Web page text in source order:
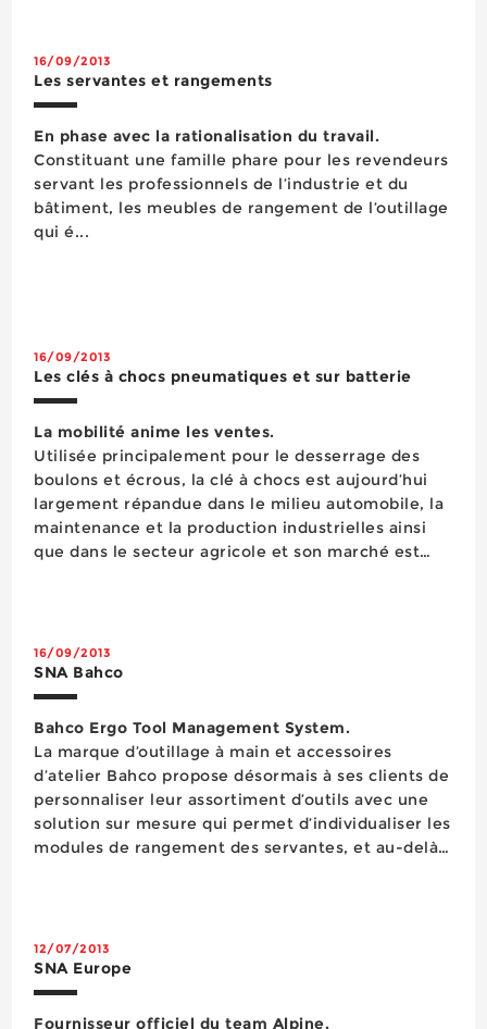
16/09/2013
Les servantes et rangements
En phase avec la rationalisation du travail.
Constituant une famille phare pour les revendeurs
servant les professionnels de l’industrie et du
bâtiment, les meubles de rangement de l’outillage
qui é...
16/09/2013
Les clés à chocs pneumatiques et sur batterie
La mobilité anime les ventes.
Utilisée principalement pour le desserrage des
boulons et écrous, la clé à chocs est aujourd’hui
largement répandue dans le milieu automobile, la
maintenance et la production industrielles ainsi
que dans le secteur agricole et son marché est
16/09/2013
SNA Bahco
Bahco Ergo Tool Management System.
La marque d’outillage à main et accessoires
d’atelier Bahco propose désormais à ses clients de
personnaliser leur assortiment d’outils avec une
solution sur mesure qui permet d’individualiser les
modules de rangement des servantes, et au-delà,
12/07/2013
SNA Europe
Fournisseur officiel du team Alpine.